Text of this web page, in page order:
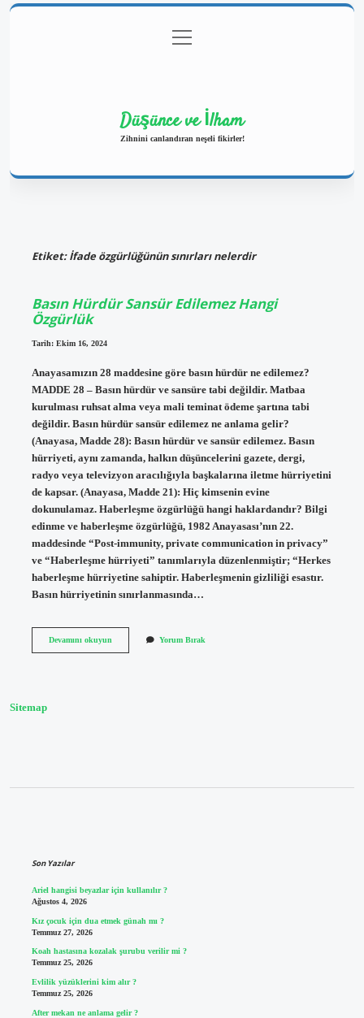
Gizlilik Politikası
menüyü
aç
Düşünce ve İlham
Zihnini canlandıran neşeli fikirler!
Etiket:İfade özgürlüğünün sınırları nelerdir
Basın Hürdür Sansür Edilemez Hangi
Özgürlük
Tarih: Ekim 16, 2024
Anayasamızın 28 maddesine göre basın hürdür ne edilemez?
MADDE 28 – Basın hürdür ve sansüre tabi değildir. Matbaa
kurulması ruhsat alma veya mali teminat ödeme şartına tabi
değildir. Basın hürdür sansür edilemez ne anlama gelir?
(Anayasa, Madde 28): Basın hürdür ve sansür edilemez. Basın
hürriyeti, aynı zamanda, halkın düşüncelerini gazete, dergi,
radyo veya televizyon aracılığıyla başkalarına iletme hürriyetini
de kapsar. (Anayasa, Madde 21): Hiç kimsenin evine
dokunulamaz. Haberleşme özgürlüğü hangi haklardandır? Bilgi
edinme ve haberleşme özgürlüğü, 1982 Anayasası’nın 22.
maddesinde “Post-immunity, private communication in privacy”
ve “Haberleşme hürriyeti” tanımlarıyla düzenlenmiştir; “Herkes
haberleşme hürriyetine sahiptir. Haberleşmenin gizliliği esastır.
Basın hürriyetinin sınırlanmasında…
Devamını okuyunBasın
Yorum Bırak
Sitemap
Son Yazılar
Ariel hangisi beyazlar için kullanılır ?
Ağustos 4, 2026
Kız çocuk için dua etmek günah mı ?
Temmuz 27, 2026
Koah hastasına kozalak şurubu verilir mi ?
Temmuz 25, 2026
Evlilik yüzüklerini kim alır ?
Temmuz 25, 2026
After mekan ne anlama gelir ?